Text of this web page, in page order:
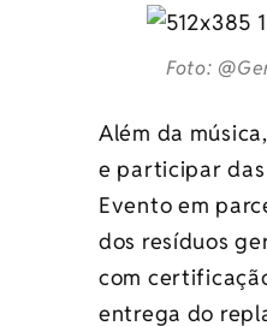
Foto:
Além da
e participar
Evento em
dos resíduos
com
entrega do